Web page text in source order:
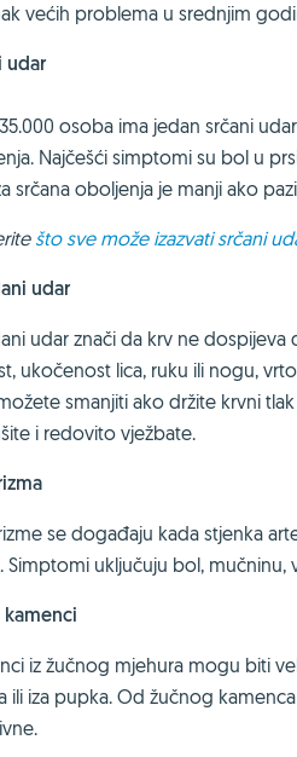
većih problema u srednjim
udar
osoba ima jedan srčani
Najčešći simptomi su bol u
srčana oboljenja je manji ako
što sve može izazvati srčani
udar
udar znači da krv ne
ukočenost lica, ruku ili nogu,
smanjiti ako držite krvni
i redovito vježbate.
se događaju kada stjenka
Simptomi uključuju bol, mučninu,
iz žučnog mjehura mogu biti
ili iza pupka. Od žučnog